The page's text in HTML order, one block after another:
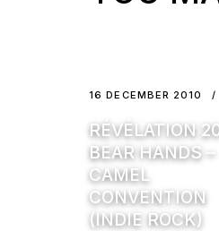
16 DECEMBER 2010
RÉVÉLATION
BEAR HANDS –
CAMEL
CONVENTION
(INDIE ROCK)